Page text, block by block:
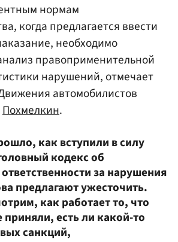
нормам
когда предлагается ввести
необходимо
правоприменительной
нарушений, отмечает
автомобилистов
Похмелкин.
как вступили в силу
кодекс об
за нарушения
предлагают ужесточить.
как работает то, что
есть ли какой-то
санкций,